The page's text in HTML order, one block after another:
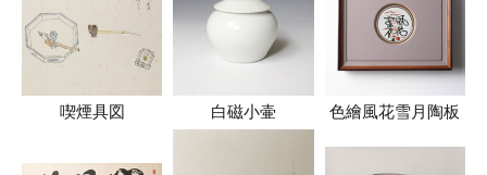
喫煙具図 白磁小壷 色繪風花雪月陶板